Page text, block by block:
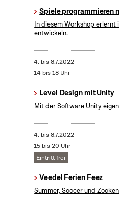
Spiele programmieren
In diesem Workshop erlernt
entwickeln.
4. bis8.7.2022
14 bis 18 Uhr
Level Design mit Unity
Mit der Software Unity
4. bis8.7.2022
15 bis 20 Uhr
Eintritt frei
Veedel Ferien Feez
Summer, Soccer und